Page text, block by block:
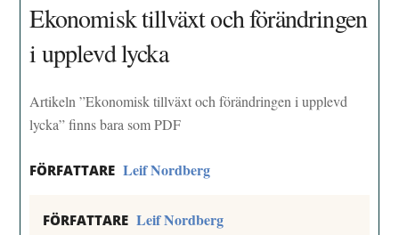
Ekonomisk tillväxt och förändringen
i upplevd lycka
Artikeln ”Ekonomisk tillväxt och förändringen i upplevd
lycka” finns bara som PDF
FÖRFATTARE Leif Nordberg
FÖRFATTARE Leif Nordberg